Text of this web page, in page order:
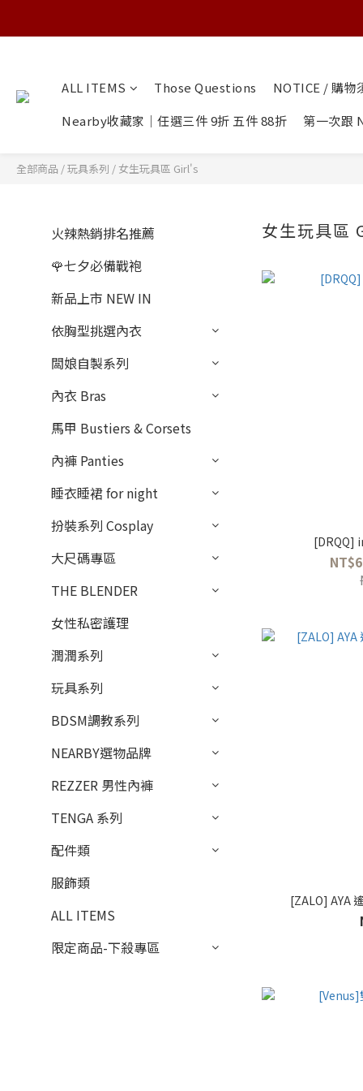
ALL ITEMS Those Questions NOTICE / 購物
Nearby收藏家｜任選三件 9折 五件 88折
第一次跟
全部商品 /玩具系列 / 女生玩具區 Girl's
火辣熱銷排名推薦
🌹七夕必備戰袍
新品上市 NEW IN
依胸型挑選內衣
闆娘自製系列
內衣 Bras
馬甲 Bustiers & Corsets
內褲 Panties
睡衣睡裙 for night
扮裝系列 Cosplay
大尺碼專區
THE BLENDER
女性私密護理
潤潤系列
玩具系列
BDSM調教系列
NEARBY選物品牌
REZZER 男性內褲
TENGA 系列
配件類
服飾類
ALL ITEMS
限定商品-下殺專區
女生玩具區
[DRQQ]
[ZALO] AYA